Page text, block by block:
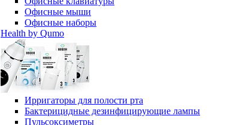
Офисные мыши
Офисные наборы
Health by Qumo
Ирригаторы для полости рта
Бактерицидные дезинфицирующие лампы
Пульсоксиметры